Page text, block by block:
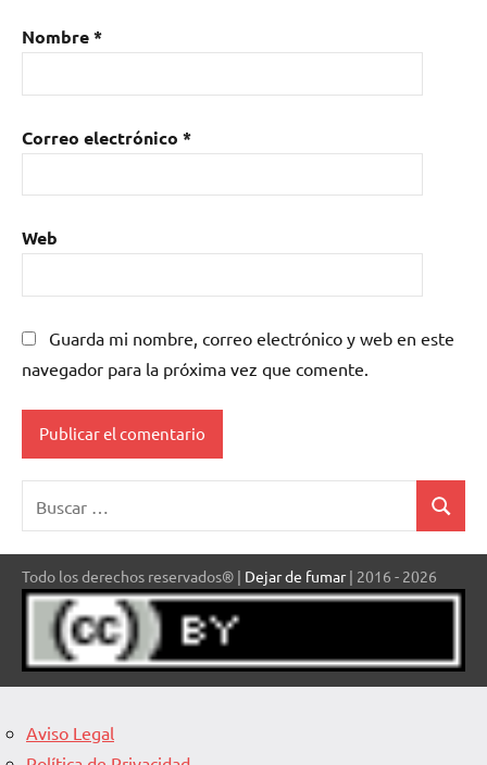
Nombre*
Correo electrónico *
Web
Guarda mi nombre, correo electrónico y web en este
navegador para la próxima vez que comente.
Buscar
Todo los derechos reservados® | Dejar de fumar| 2016 - 2026
Aviso Legal